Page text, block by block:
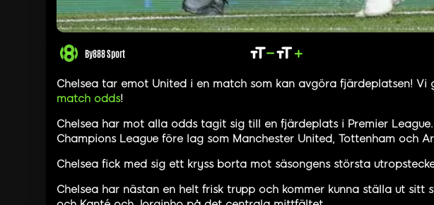
By888 Sport
Chelsea tar emot United i en match som kan avgöra fjärdeplatsen!
match odds!
Chelsea har mot alla odds tagit sig till en fjärdeplats i Premier
Champions League före lag som Manchester United, Tottenham och
Chelsea fick med sig ett kryss borta mot säsongens största
Chelsea har nästan en helt frisk trupp och kommer kunna ställa ut